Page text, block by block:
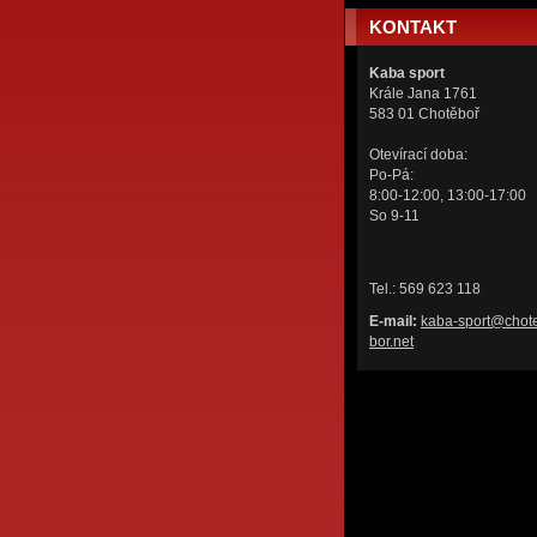
KONTAKT
Kaba sport
Krále Jana 1761
583 01 Chotěboř
Otevírací doba:
Po-Pá:
8:00-12:00, 13:00-17:00
So 9-11
Tel.: 569 623 118
E-mail: kaba-spo
bor.net